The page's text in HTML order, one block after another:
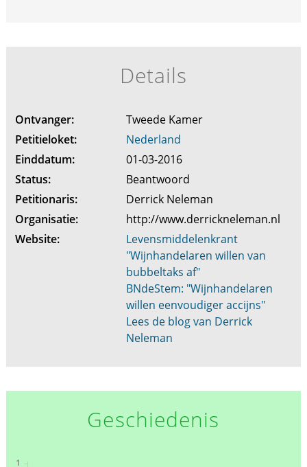
Details
Ontvanger:
Tweede Kamer
Petitieloket:
Nederland
Einddatum:
01-03-2016
Status:
Beantwoord
Petitionaris:
Derrick Neleman
Organisatie:
http://www.derrickneleman.nl
Website:
Levensmiddelenkrant
"Wijnhandelaren willen van
bubbeltaks af"
BNdeStem: "Wijnhandelaren
willen eenvoudiger accijns"
Lees de blog van Derrick
Neleman
Geschiedenis